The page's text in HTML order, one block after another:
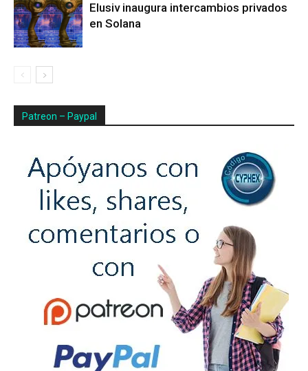
Elusiv inaugura intercambios privados
en Solana
Patreon – Paypal